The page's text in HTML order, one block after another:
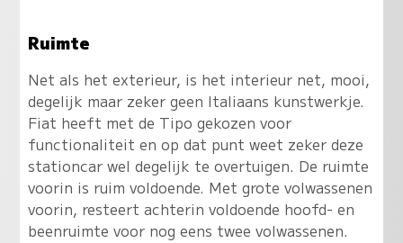
Ruimte
Net als het exterieur, is het interieur net, mooi,
degelijk maar zeker geen Italiaans kunstwerkje.
Fiat heeft met de Tipo gekozen voor
functionaliteit en op dat punt weet zeker deze
stationcar wel degelijk te overtuigen. De ruimte
voorin is ruim voldoende. Met grote volwassenen
voorin, resteert achterin voldoende hoofd- en
beenruimte voor nog eens twee volwassenen.